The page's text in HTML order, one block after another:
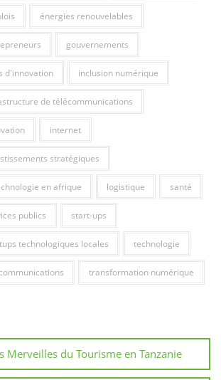
énergies renouvelables
gouvernements
d'innovation inclusion numérique
de télécommunications
internet
stratégiques
en afrique logistique santé
publics start-ups
technologiques locales technologie
transformation numérique
Merveilles du Tourisme en Tanzanie